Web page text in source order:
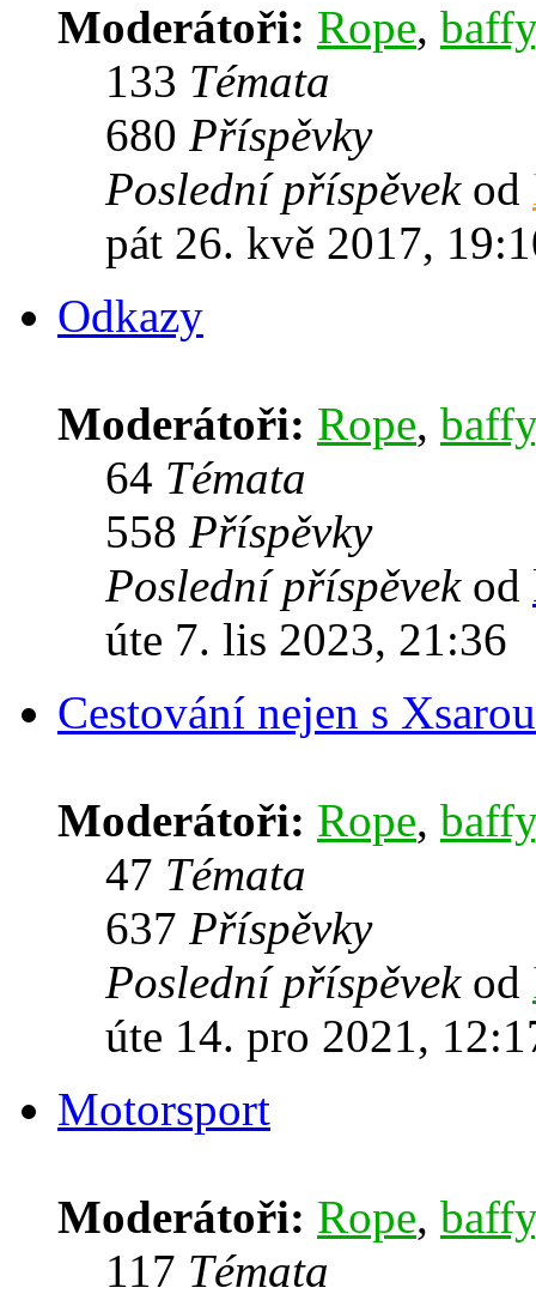
Moderátoři: Rope, baffy
133 Témata
680 Příspěvky
Poslední příspěvekod
pát 26. kvě 2017,
Odkazy
Moderátoři: Rope, baffy
64 Témata
558 Příspěvky
Poslední příspěvekod
úte 7. lis 2023, 21:36
Cestování nejen s Xsarou
Moderátoři: Rope, baffy
47 Témata
637 Příspěvky
Poslední příspěvekod
úte 14. pro 2021,
Motorsport
Moderátoři: Rope, baffy
117 Témata